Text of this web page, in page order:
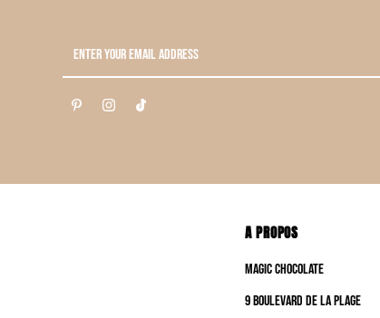
Enter
Address
A PROPOS
Magic Chocolate
9 boulevard de la plage